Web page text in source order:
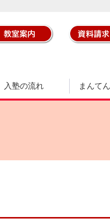
入塾の流れ まんて